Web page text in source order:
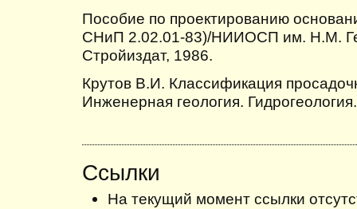
Пособие по проектированию
СНиП 2.02.01-83)/НИИОСП им. Н.М.
Стройиздат, 1986.
Крутов В.И. Классификация
Инженерная геология.
Ссылки
На текущий момент ссылки